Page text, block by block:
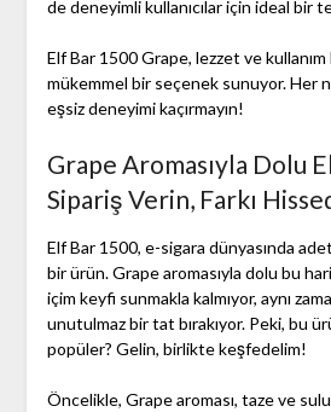
de deneyimli kullanıcılar için ideal bir
Elf Bar 1500 Grape, lezzet ve kullanım
mükemmel bir seçenek sunuyor. Her
eşsiz deneyimi kaçırmayın!
Grape Aromasıyla Dolu
Sipariş Verin, Farkı
Elf Bar 1500, e-sigara dünyasında
bir ürün. Grape aromasıyla dolu bu
içim keyfi sunmakla kalmıyor, aynı
unutulmaz bir tat bırakıyor. Peki, bu
popüler? Gelin, birlikte keşfedelim!
Öncelikle, Grape aroması, taze ve